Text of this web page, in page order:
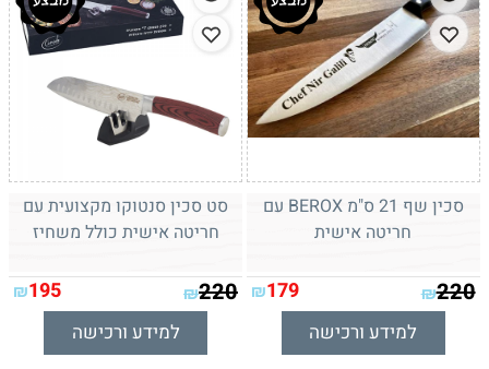
סכין שף 21 ס"מ BEROX עם
חריטה אישית
₪220
₪179
למידע ורכישה
סט סכין סנטוקו מקצועית עם
חריטה אישית כולל משחיז
₪220
₪195
למידע ורכישה